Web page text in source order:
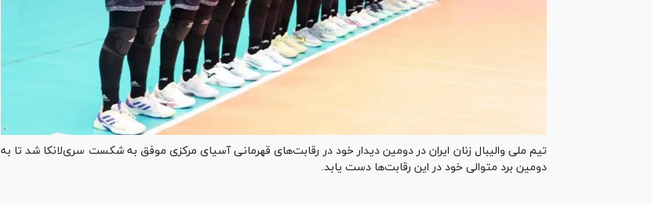
تیم ملی والیبال زنان ایران در دومین دیدار خود در رقابت‌های قهرمانی آسیای مرکزی موفق به شکست سری‌لانکا شد تا به
دومین برد متوالی خود در این رقابت‌ها دست یابد.